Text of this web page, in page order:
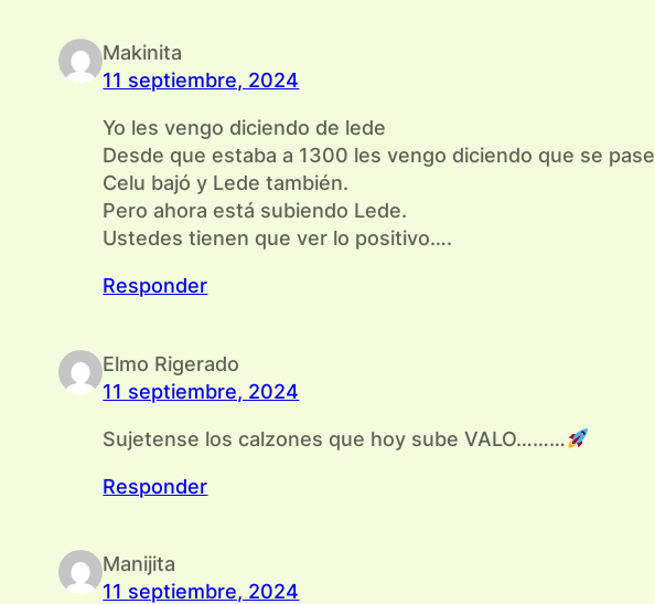
Makinita
11 septiembre, 2024
Yo les vengo diciendo de lede
Desde que estaba a 1300 les vengo diciendo que se
Celu bajó y Lede también.
Pero ahora está subiendo Lede.
Ustedes tienen que ver lo positivo….
Responder
Elmo Rigerado
11 septiembre, 2024
Sujetense los calzones que hoy sube VALO………
Responder
Manijita
11 septiembre, 2024